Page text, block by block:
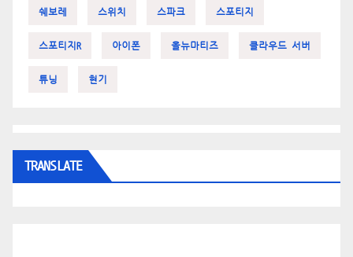
쉐보레 스위치 스파크 스포티지
스포티지R 아이폰 올뉴마티즈 클라우드 서버
튜닝 현기
TRANSLATE